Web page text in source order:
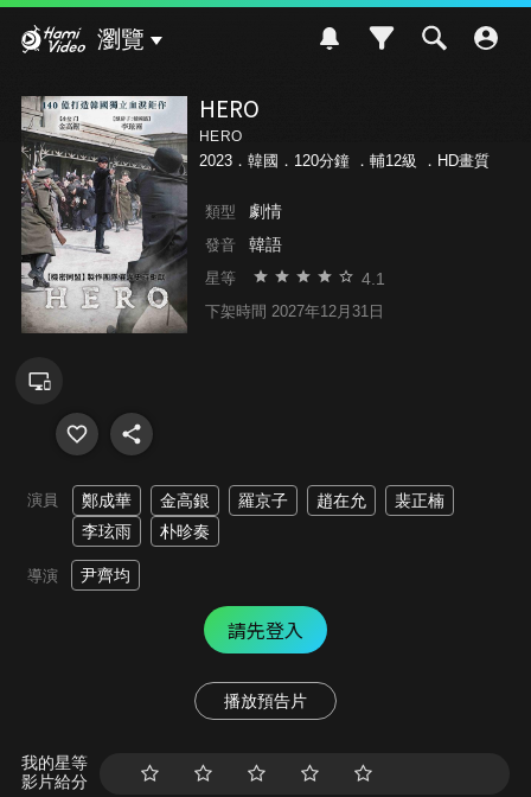
瀏覽
HERO
HERO
2023．韓國．120分鐘 ． 輔12級 ．HD畫質
類型 劇情
發音 韓語
星等 4.1
下架時間 2027年12月31日
演員 鄭成華 金高銀 羅京子 趙在允
裴正楠
李玹雨
朴昣奏
導演 尹齊均
請先登入
播放預告片
我的星等
影片給分